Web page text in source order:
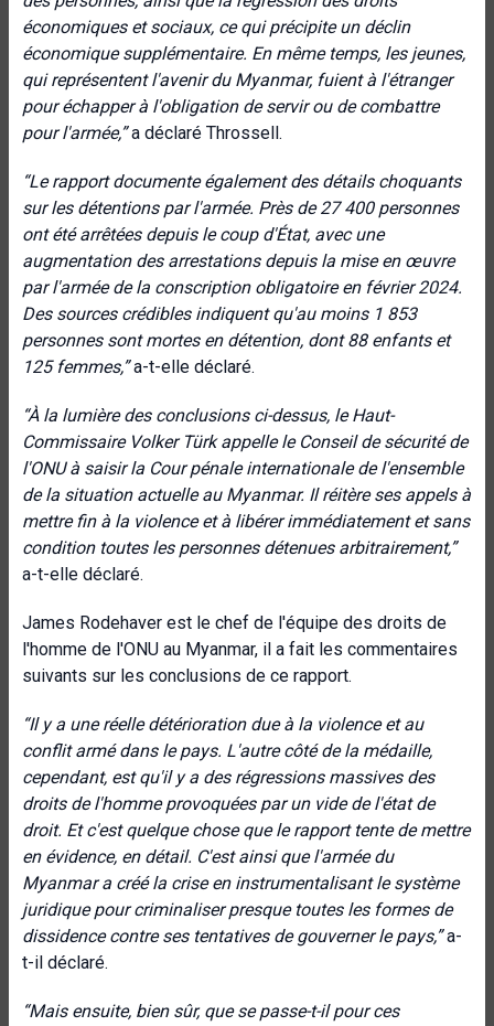
économiques et sociaux, ce qui précipite un déclin
économique supplémentaire. En même temps, les jeunes,
qui représentent l'avenir du Myanmar, fuient à l'étranger
pour échapper à l'obligation de servir ou de combattre
pour l'armée,”a déclaré Throssell.
“Le rapportdocumente également des détails choquants
sur les détentions par l'armée. Près de 27 400 personnes
ont été arrêtées depuis le coup d'État, avec une
augmentation des arrestations depuis la mise en œuvre
par l'armée de la conscription obligatoire en février 2024.
Des sources crédibles indiquent qu'au moins 1 853
personnes sont mortes en détention, dont 88 enfants et
125 femmes,”a-t-elle déclaré.
“À la lumière des conclusions ci-dessus, le Haut-
Commissaire Volker Türk appelle le Conseil de sécurité de
l'ONU à saisir la Cour pénale internationale de l'ensemble
de la situation actuelle au Myanmar. Il réitère ses appels à
mettre fin à la violence et à libérer immédiatement et sans
condition toutes les personnes détenues arbitrairement,”
a-t-elle déclaré.
James Rodehaver est le chef de l'équipe des droits de
l'homme de l'ONU au Myanmar, il a fait les commentaires
suivants sur les conclusions de ce rapport.
“Il y a une réelle détérioration due à la violence et au
conflit armé dans le pays. L'autre côté de la médaille,
cependant, est qu'il y a des régressions massives des
droits de l'homme provoquées par un vide de l'état de
droit. Et c'est quelque chose que le rapport tente de mettre
en évidence, en détail. C'est ainsi que l'armée du
Myanmar a créé la crise en instrumentalisant le système
juridique pour criminaliser presque toutes les formes de
dissidence contre ses tentatives de gouverner le pays,”a-
t-il déclaré.
“Mais ensuite, bien sûr, que se passe-t-il pour ces